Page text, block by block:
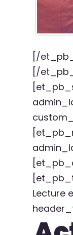
[/
[/
Lecture